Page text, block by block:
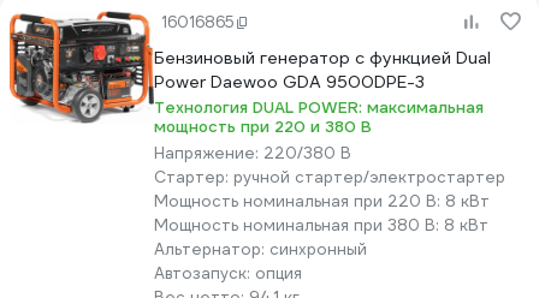
16016865
Бензиновый генератор с функцией Dual
Power Daewoo GDA 9500DPE-3
Технология DUAL POWER: максимальная
мощность при 220 и 380 В
Напряжение: 220/380 В
Стартер: ручной стартер/электростартер
Мощность номинальная при 220 В: 8 кВт
Мощность номинальная при 380 В: 8 кВт
Альтернатор: синхронный
Автозапуск: опция